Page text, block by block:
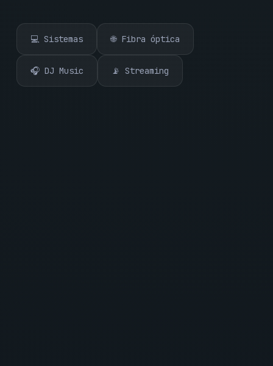
💻 Sistemas 🌐 Fibra óptica
🎧 DJ Music 📡 Streaming